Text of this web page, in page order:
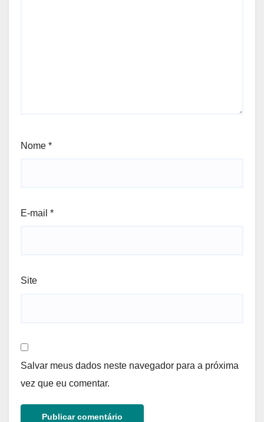
Nome *
E-mail *
Site
Salvar meus dados neste navegador para a próxima
vez que eu comentar.